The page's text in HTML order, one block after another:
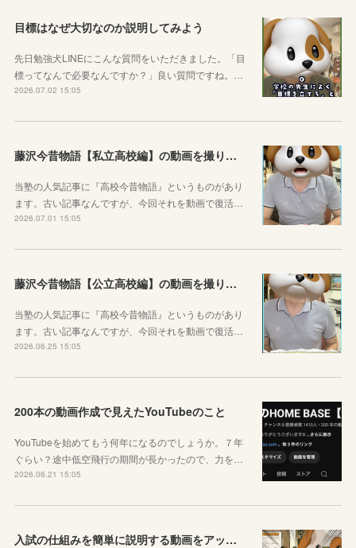
目標はなぜ大切なのか説明してみよう
先日勉強犬LINEにこんな質問をいただきました。「目
標ってなんで必要なんですか？」良い質問ですね。…
2026.07.02 15:05
藤沢今昔物語【私立高校編】の動画を撮りました！
当塾の人気記事に『高校今昔物語』というものがあり
ます。古い記事なんですが、今回それを動画で復活…
2026.07.01 15:05
藤沢今昔物語【公立高校編】の動画を撮りました！
当塾の人気記事に『高校今昔物語』というものがあり
ます。古い記事なんですが、今回それを動画で復活…
2026.06.25 15:05
200本の動画作成で見えたYouTubeのこと
YouTubeを始めてもう何年になるのでしょうか。７年
ぐらい？途中低空飛行の期間が長かったので、力を…
2026.06.21 15:05
入試の仕組みを簡単に説明する動画をアップしました